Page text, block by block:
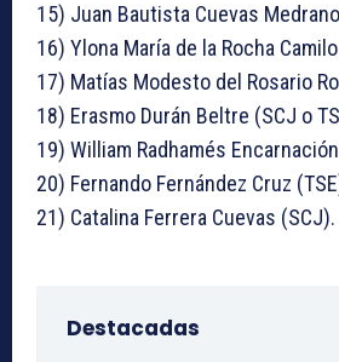
15) Juan Bautista Cuevas
16) Ylona María de la Rocha
17) Matías Modesto del Rosario
18) Erasmo Durán Beltre (SCJ o
19) William Radhamés
20) Fernando Fernández Cruz
21) Catalina Ferrera Cuevas (SCJ).
Destacadas